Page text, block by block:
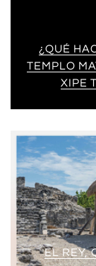
¿QUÉ
TEMPLO
XIPE
EL REY,